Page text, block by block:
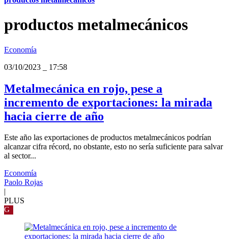
productos metalmecánicos
Economía
03/10/2023
17:58
Metalmecánica en rojo, pese a
incremento de exportaciones: la mirada
hacia cierre de año
Este año las exportaciones de productos metalmecánicos podrían
alcanzar cifra récord, no obstante, esto no sería suficiente para salvar
al sector...
Economía
Paolo Rojas
PLUS
G